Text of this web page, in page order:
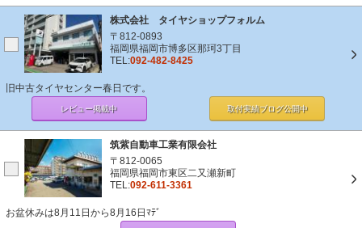
株式会社 タイヤショップフォルム
〒812-0893
福岡県福岡市博多区那珂3丁目
TEL:092-482-8425
旧中古タイヤセンター春日です。
レビュー掲載中 取付実績ブログ公開中
筑紫自動車工業有限会社
〒812-0065
福岡県福岡市東区二又瀬新町
TEL:092-611-3361
お盆休みは8月11日から8月16日ﾏﾃﾞ